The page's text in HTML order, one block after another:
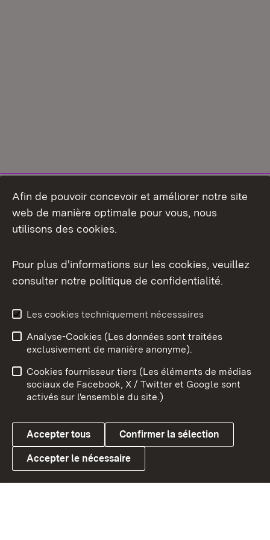
Aperçu des thèmes
Link zum Landesportal
Conseils d'utilisation
Confidentialité
Cookies
Afin de pouvoir concevoir et améliorer notre site
web de manière optimale pour vous, nous
utilisons des cookies.
Pour plus d'informations sur les cookies, veuillez
consulter notre politique de confidentialité.
Les cookies techniquement nécessaires
Analyse-Cookies (Les données sont traitées
exclusivement de manière anonyme).
Cookies fournisseur tiers (Les éléments de médias
sociaux de Facebook, X / Twitter et Google sont
activés sur l'ensemble du site.)
Accepter tous Confirmer la sélection
Accepter le nécessaire